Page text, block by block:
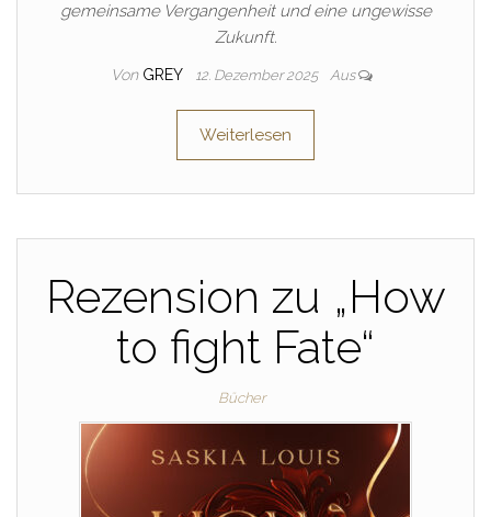
gemeinsame Vergangenheit und eine ungewisse
Zukunft.
Von GREY 12. Dezember 2025 Aus
Weiterlesen
Rezension zu „How
to fight Fate“
Bücher